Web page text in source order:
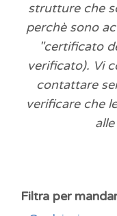
strutture che
perchè sono
"certificato
verificato). Vi
contattare
verificare che
Filtra per